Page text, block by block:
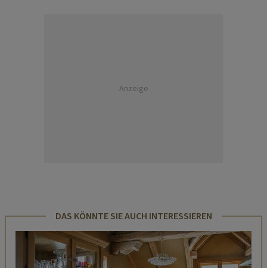
Anzeige
DAS KÖNNTE SIE AUCH INTERESSIEREN